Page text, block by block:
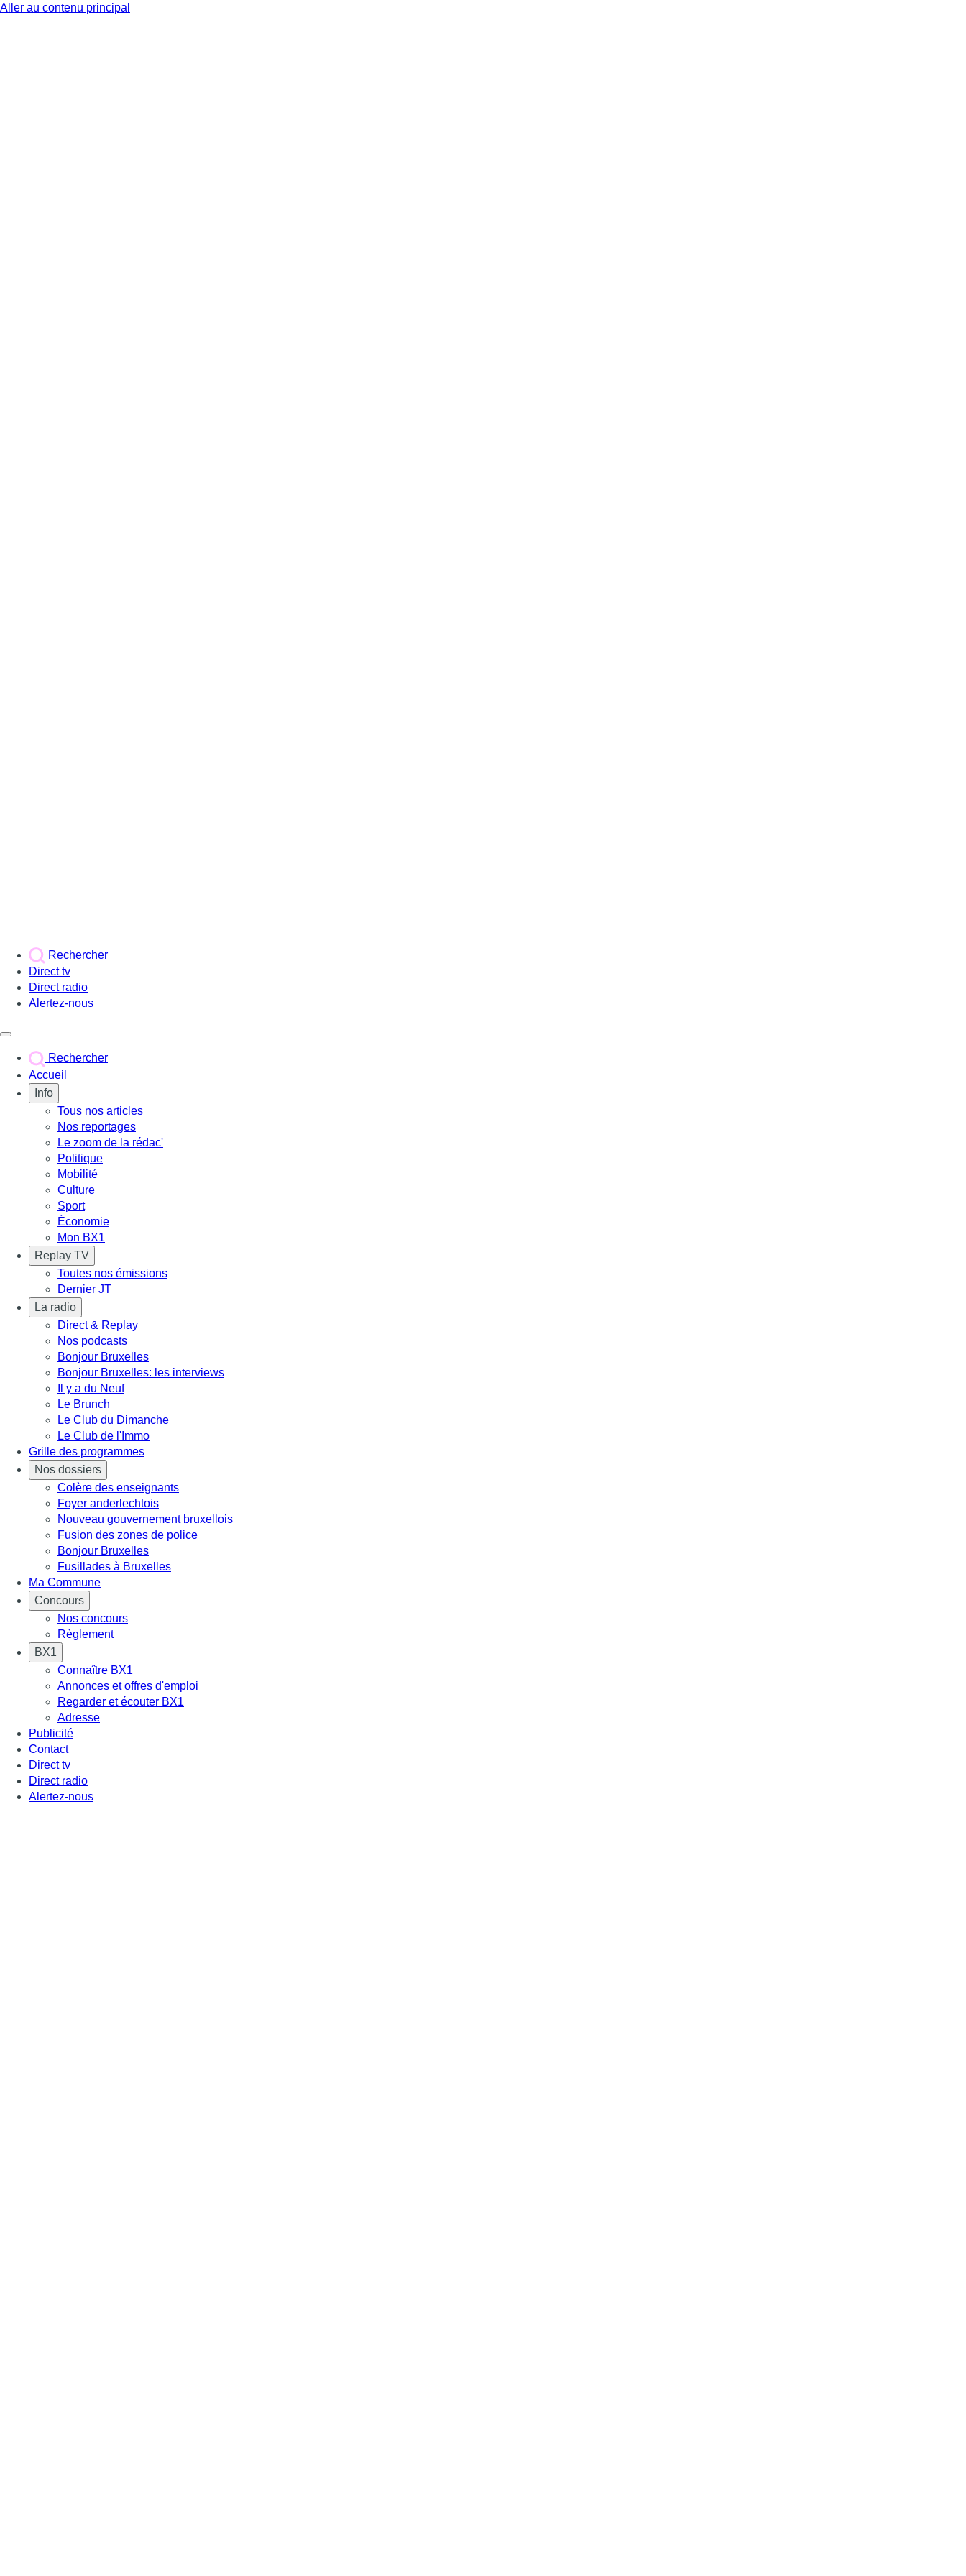
Aller au contenu principal
Rechercher
Direct tv
Direct radio
Alertez-nous
Rechercher
Accueil
Info
Tous nos articles
Nos reportages
Le zoom de la rédac'
Politique
Mobilité
Culture
Sport
Économie
Mon BX1
Replay TV
Toutes nos émissions
Dernier JT
La radio
Direct & Replay
Nos podcasts
Bonjour Bruxelles
Bonjour Bruxelles: les interviews
Il y a du Neuf
Le Brunch
Le Club du Dimanche
Le Club de l'Immo
Grille des programmes
Nos dossiers
Colère des enseignants
Foyer anderlechtois
Nouveau gouvernement bruxellois
Fusion des zones de police
Bonjour Bruxelles
Fusillades à Bruxelles
Ma Commune
Concours
Nos concours
Règlement
BX1
Connaître BX1
Annonces et offres d'emploi
Regarder et écouter BX1
Adresse
Publicité
Contact
Direct tv
Direct radio
Alertez-nous